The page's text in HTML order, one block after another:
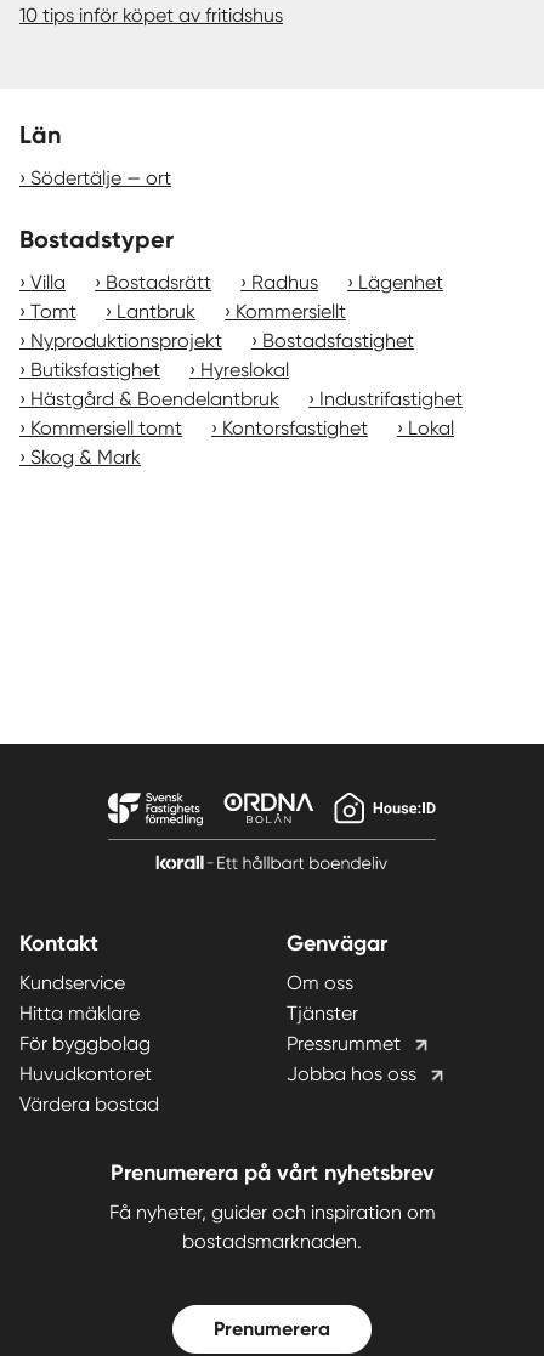
10 tips inför köpet av fritidshus
Län
Södertälje — ort
Bostadstyper
Villa Bostadsrätt Radhus
Lägenhet
Tomt
Lantbruk
Kommersiellt
Nyproduktionsprojekt
Bostadsfastighet
Butiksfastighet
Hyreslokal
Hästgård & Boendelantbruk
Industrifastighet
Kommersiell tomt
Kontorsfastighet
Lokal
Skog & Mark
Kontakt
Kundservice
Hitta mäklare
För byggbolag
Huvudkontoret
Värdera bostad
Genvägar
Om oss
Tjänster
Pressrummet
Jobba hos oss
Prenumerera på vårt nyhetsbrev
Få nyheter, guider och inspiration om
bostadsmarknaden.
Prenumerera